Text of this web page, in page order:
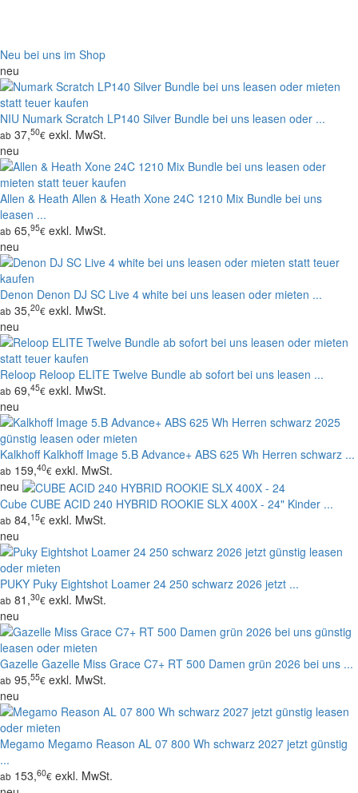
Neu bei uns im Shop
neu
NIU Numark Scratch LP140 Silver Bundle bei uns leasen oder ...
ab 37,50€ exkl. MwSt.
neu
Allen & Heath Allen & Heath Xone 24C 1210 Mix Bundle bei uns
leasen ...
ab 65,95€ exkl. MwSt.
neu
Denon Denon DJ SC Live 4 white bei uns leasen oder mieten ...
ab 35,20€ exkl. MwSt.
neu
Reloop Reloop ELITE Twelve Bundle ab sofort bei uns leasen ...
ab 69,45€ exkl. MwSt.
neu
Kalkhoff Kalkhoff Image 5.B Advance+ ABS 625 Wh Herren schwarz ...
ab 159,40€ exkl. MwSt.
neu
Cube CUBE ACID 240 HYBRID ROOKIE SLX 400X - 24" Kinder ...
ab 84,15€ exkl. MwSt.
neu
PUKY Puky Eightshot Loamer 24 250 schwarz 2026 jetzt ...
ab 81,30€ exkl. MwSt.
neu
Gazelle Gazelle Miss Grace C7+ RT 500 Damen grün 2026 bei uns ...
ab 95,55€ exkl. MwSt.
neu
Megamo Megamo Reason AL 07 800 Wh schwarz 2027 jetzt günstig
...
ab 153,60€ exkl. MwSt.